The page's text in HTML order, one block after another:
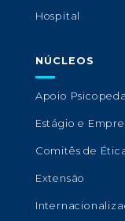
Hospital
NÚCLEOS
Apoio
Estágio e
Comitês de
Extensão